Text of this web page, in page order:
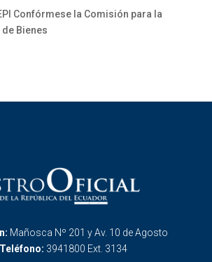
Confórmese la Comisión para la
Bienes
Mañosca Nº 201 y Av. 10 de Agosto
Teléfono: 3941800 Ext. 3134